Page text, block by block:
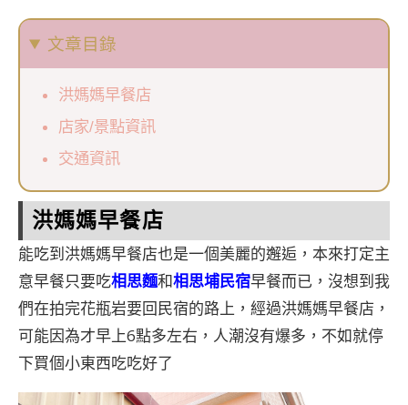
文章目錄
洪媽媽早餐店
店家/景點資訊
交通資訊
洪媽媽早餐店
能吃到洪媽媽早餐店也是一個美麗的邂逅，本來打定主
意早餐只要吃相思麵和相思埔民宿早餐而已，沒想到我
們在拍完花瓶岩要回民宿的路上，經過洪媽媽早餐店，
可能因為才早上6點多左右，人潮沒有爆多，不如就停
下買個小東西吃吃好了